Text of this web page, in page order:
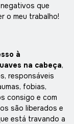
que
o meu trabalho!
à
na cabeça,
responsáveis
fobias,
consigo e com
são liberados e
está travando a